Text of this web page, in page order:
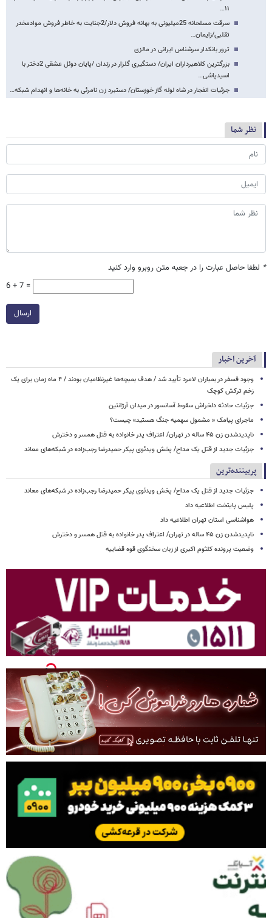
۱۱…
سرقت مسلحانه 25میلیونی به بهانه فروش دلار/2جنایت به خاطر فروش موادمخدر
تقلبی/زایمان…
ترور بانکدار سرشناس ایرانی در مالزی
بزرگترین کلاهبرداران ایران/ دستگیری گلزار در زندان /پایان دوئل عشقی 2دختر با
اسیدپاشی…
جزئیات انفجار در شاه لوله گاز خوزستان/ دستبرد زن نامرئی به خانه‌ها و انهدام شبکه…
نظر شما
* لطفا حاصل عبارت را در جعبه متن روبرو وارد کنید
6 + 7 =
ارسال
آخرین اخبار
وجود فسفر در بمباران لامرد تأیید شد / هدف بمبچه‌ها غیرنظامیان بودند / ۴ ماه زمان برای یک
زخم ترکش کوچک
جزئیات حادثه دلخراش سقوط آسانسور در میدان آرژانتین
ماجرای پیامک « مشمول سهمیه جنگ هستید» چیست؟
ناپدیدشدن زن ۴۵ ساله در تهران/ اعتراف پدر خانواده به قتل همسر و دخترش
جزئیات جدید از قتل یک مداح/ پخش ویدئوی پیکر حمیدرضا رجب‌زاده در شبکه‌های معاند
پربیننده‌ترین
جزئیات جدید از قتل یک مداح/ پخش ویدئوی پیکر حمیدرضا رجب‌زاده در شبکه‌های معاند
پلیس پایتخت اطلاعیه داد
هواشناسی استان تهران اطلاعیه داد
ناپدیدشدن زن ۴۵ ساله در تهران/ اعتراف پدر خانواده به قتل همسر و دخترش
وضعیت پرونده کلثوم اکبری از زبان سخنگوی قوه قضاییه